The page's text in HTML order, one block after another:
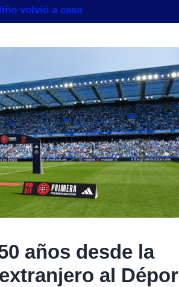
volvió a casa
años desde la
al Dépor